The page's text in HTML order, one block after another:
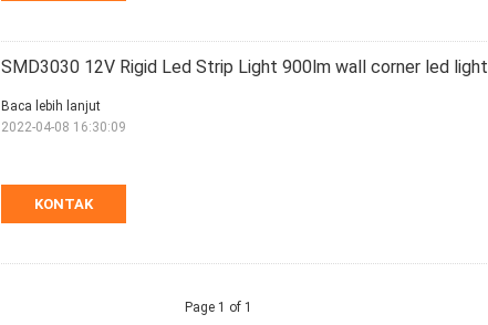
SMD3030 12V Rigid Led Strip Light 900lm wall corner led light
KONTAK
Baca lebih lanjut
2022-04-08 16:30:09
Page 1 of 1